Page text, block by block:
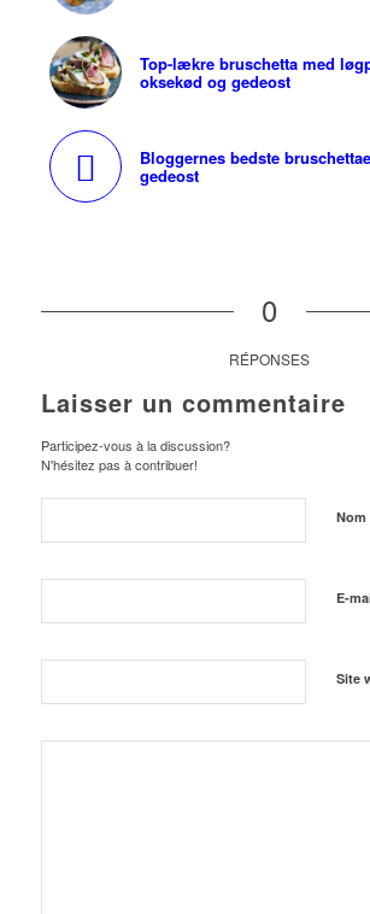
Top-lækre bruschetta med
oksekød og gedeost
Bloggernes bedste
gedeost
0
RÉPONSES
Laisser un commentaire
Participez-vous à la discussion?
N'hésitez pas à contribuer!
Nom
E-
Site